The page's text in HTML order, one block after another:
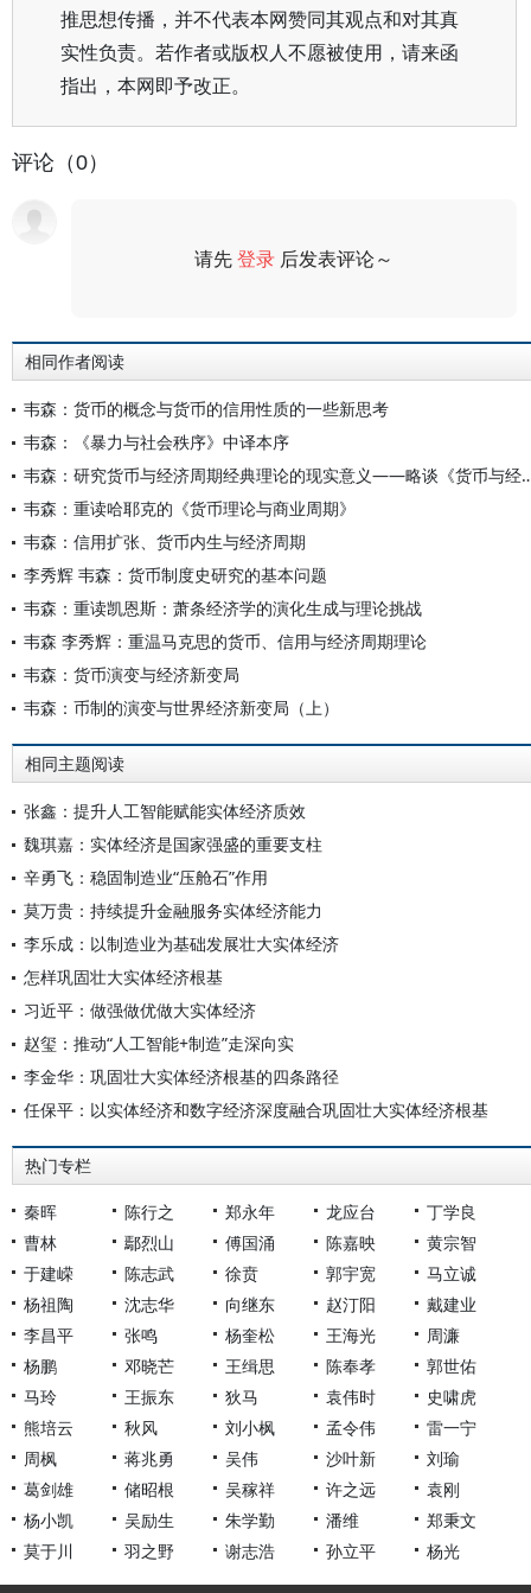
推思想传播，并不代表本网赞同其观点和对其真
实性负责。若作者或版权人不愿被使用，请来函
指出，本网即予改正。
评论（0）
请先登录 后发表评论～
相同作者阅读
韦森：货币的概念与货币的信用性质的一些新思考
韦森：《暴力与社会秩序》中译本序
韦森：研究货币与经济周期经
韦森：重读哈耶克的《货币理论与商业周期》
韦森：信用扩张、货币内生与经济周期
李秀辉 韦森：货币制度史研究的基本问题
韦森：重读凯恩斯：萧条经济学的演化生成与理论挑战
韦森 李秀辉：重温马克思的货币、信用与经济周期理论
韦森：货币演变与经济新变局
韦森：币制的演变与世界经济新变局（上）
相同主题阅读
张鑫：提升人工智能赋能实体经济质效
魏琪嘉：实体经济是国家强盛的重要支柱
辛勇飞：稳固制造业“压舱石”作用
莫万贵：持续提升金融服务实体经济能力
李乐成：以制造业为基础发展壮大实体经济
怎样巩固壮大实体经济根基
习近平：做强做优做大实体经济
赵玺：推动“人工智能+制造”走深向实
李金华：巩固壮大实体经济根基的四条路径
任保平：以实体经济和数字经济深度融合巩固壮大实体经济根基
热门专栏
秦晖 陈行之 郑永年 龙应台
丁学良
曹林
鄢烈山 傅国涌 陈嘉映
黄宗智
于建嵘
陈志武 徐贲 郭宇宽
马立诚
杨祖陶
沈志华 向继东 赵汀阳
戴建业
李昌平
张鸣 杨奎松 王海光
周濂
杨鹏
邓晓芒 王缉思 陈奉孝
郭世佑
马玲
王振东 狄马 袁伟时
史啸虎
熊培云
秋风 刘小枫 孟令伟
雷一宁
周枫
蒋兆勇 吴伟 沙叶新
刘瑜
葛剑雄
储昭根 吴稼祥 许之远
袁刚
杨小凯
吴励生 朱学勤 潘维
郑秉文
莫于川
羽之野 谢志浩 孙立平 杨光